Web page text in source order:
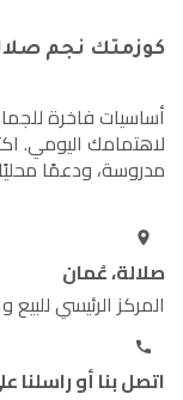
كوزمتك نجم
أساسيات فاخرة
لاهتمامك اليومي.
مدروسة، ودعمًا
صلالة، عُمان
المركز الرئيسي
اتصل بنا أو راسلنا